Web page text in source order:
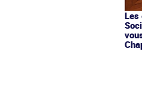
Les